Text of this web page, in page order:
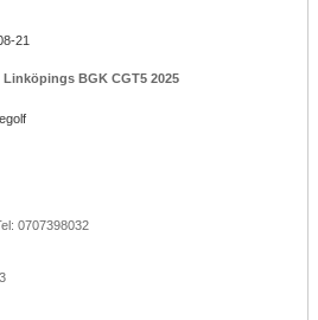
21
BGK CGT5 2025
0707398032